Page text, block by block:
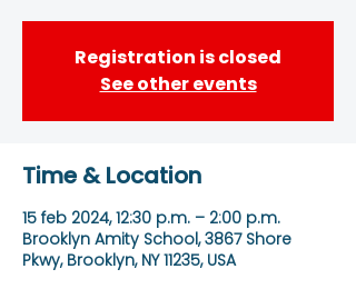
Registration is closed
See other events
Time & Location
15 feb 2024, 12:30 p.m. – 2:00 p.m.
Brooklyn Amity School, 3867 Shore
Pkwy, Brooklyn, NY 11235, USA